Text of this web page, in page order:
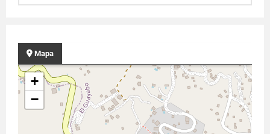
Mapa
+
−